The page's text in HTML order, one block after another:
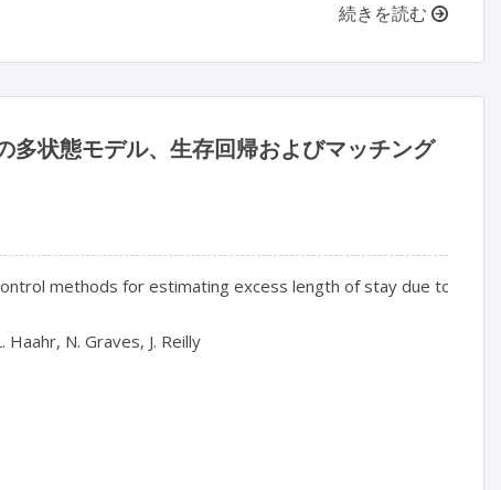
続きを読む
多状態モデル、生存回帰およびマッチング
methods for estimating excess length of stay due to
Haahr, N. Graves, J. Reilly